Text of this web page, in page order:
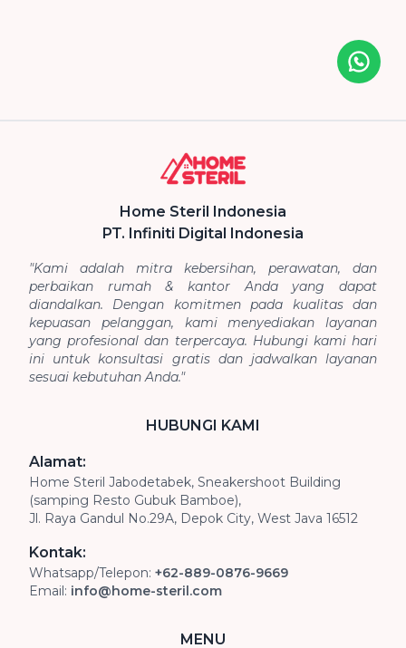
Icon
Home Steril Indonesia
PT. Infiniti Digital Indonesia
"Kami adalah mitra kebersihan, perawatan, dan
perbaikan rumah & kantor Anda yang dapat
diandalkan. Dengan komitmen pada kualitas dan
kepuasan pelanggan, kami menyediakan layanan
yang profesional dan terpercaya. Hubungi kami hari
ini untuk konsultasi gratis dan jadwalkan layanan
sesuai kebutuhan Anda."
HUBUNGI KAMI
Alamat:
Home Steril Jabodetabek, Sneakershoot Building
(samping Resto Gubuk Bamboe),
Jl. Raya Gandul No.29A, Depok City, West Java 16512
Kontak:
Whatsapp/Telepon: +62-889-0876-9669
Email: info@home-steril.com
MENU